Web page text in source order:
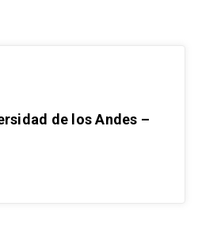
de los Andes –